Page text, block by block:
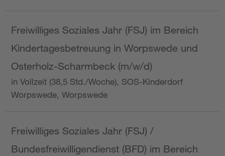
Freiwilliges Soziales Jahr (FSJ) im Bereich
Kindertagesbetreuung in Worpswede und
Osterholz-Scharmbeck (m/w/d)
in Vollzeit (38,5 Std./Woche), SOS-Kinderdorf
Worpswede, Worpswede
Freiwilliges Soziales Jahr (FSJ) /
Bundesfreiwilligendienst (BFD) im Bereich